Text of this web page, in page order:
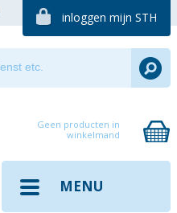
inloggen mijn STH
Geen producten in
winkelmand
MENU